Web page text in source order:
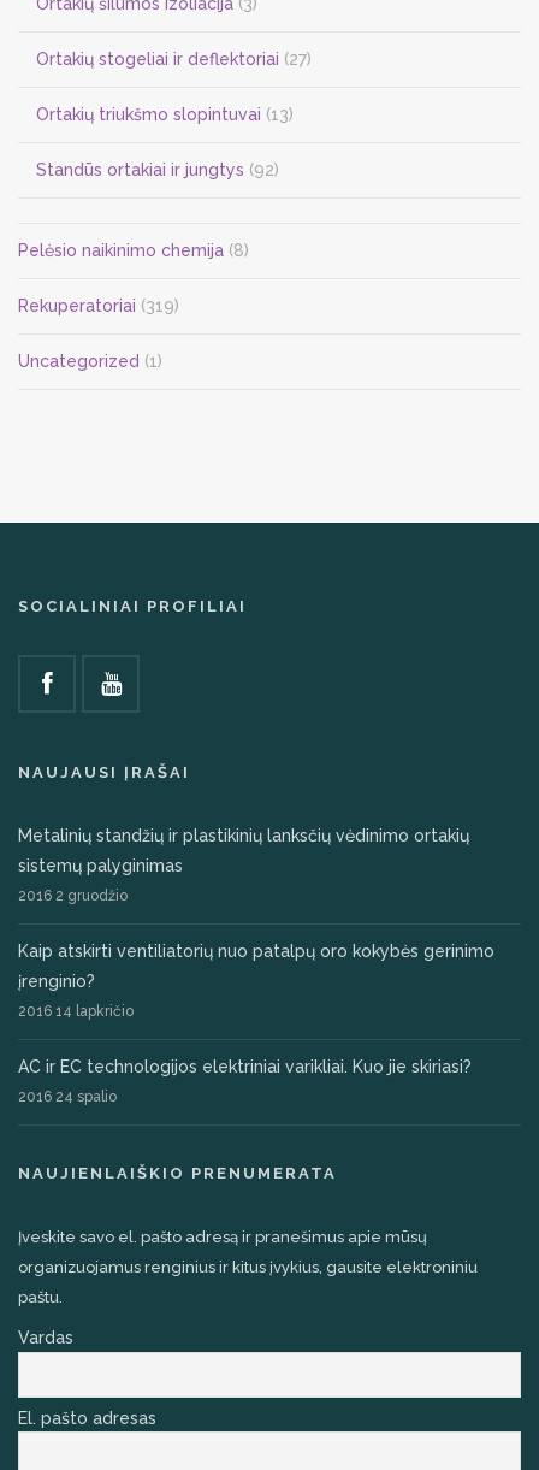
Ortakių stogeliai ir deflektoriai (27)
Ortakių triukšmo slopintuvai (13)
Standūs ortakiai ir jungtys (92)
Pelėsio naikinimo chemija (8)
Rekuperatoriai (319)
Uncategorized (1)
SOCIALINIAI PROFILIAI
NAUJAUSI ĮRAŠAI
Metalinių standžių ir plastikinių lanksčių vėdinimo ortakių
sistemų palyginimas
2016 2 gruodžio
Kaip atskirti ventiliatorių nuo patalpų oro kokybės gerinimo
įrenginio?
2016 14 lapkričio
AC ir EC technologijos elektriniai varikliai. Kuo jie skiriasi?
2016 24 spalio
NAUJIENLAIŠKIO PRENUMERATA
Įveskite savo el. pašto adresą ir pranešimus apie mūsų
organizuojamus renginius ir kitus įvykius, gausite elektroniniu
paštu.
Vardas
El. pašto adresas